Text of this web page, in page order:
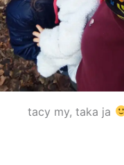
tacy my, taka ja